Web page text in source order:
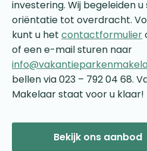
investering. Wij begeleiden
oriëntatie tot overdracht.
kunt u het contactformulier
of een e-mail sturen naar
bellen via 023 – 792 04 68.
Makelaar staat voor u klaar!
Bekijk ons aanbod